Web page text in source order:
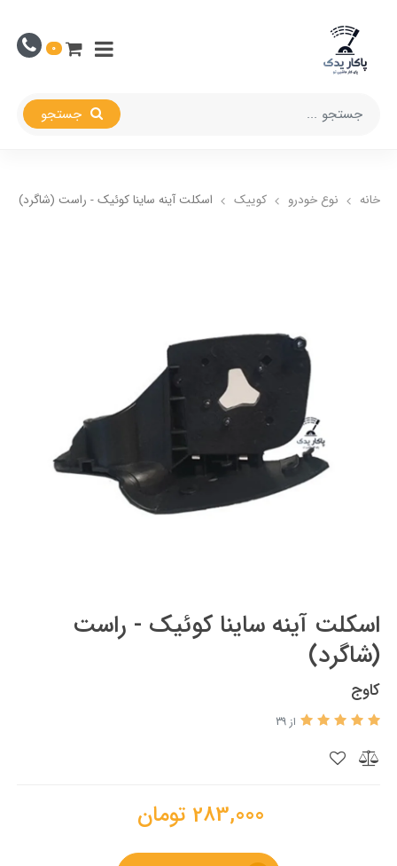
0
خانه نوع خودرو کوییک اسکلت آینه ساینا کوئیک - راست (شاگرد)
اسکلت آینه ساینا کوئیک - راست
(شاگرد)
کاوج
از 39
283,000 تومان